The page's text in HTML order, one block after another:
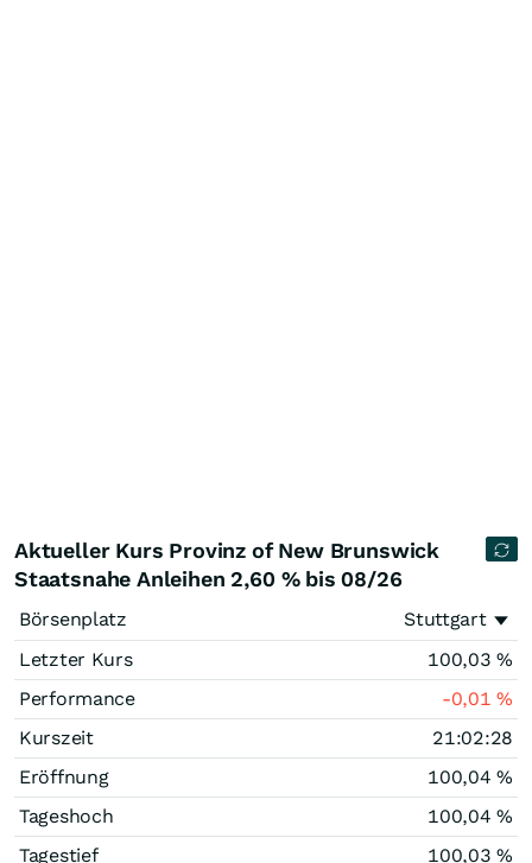
Aktueller Kurs Provinz of New Brunswick
Staatsnahe Anleihen 2,60 % bis 08/26
Börsenplatz
Stuttgart
Letzter Kurs
100,03 %
Performance
-0,01%
Kurszeit
21:02:28
Eröffnung
100,04 %
Tageshoch
100,04 %
Tagestief
100,03 %